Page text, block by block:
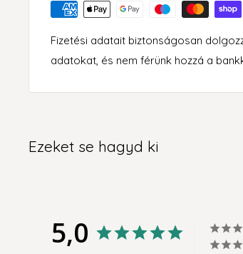
Fizetési adatait biztonságosan
adatokat, és nem férünk hozzá a
Ezeket se hagyd ki
5,0